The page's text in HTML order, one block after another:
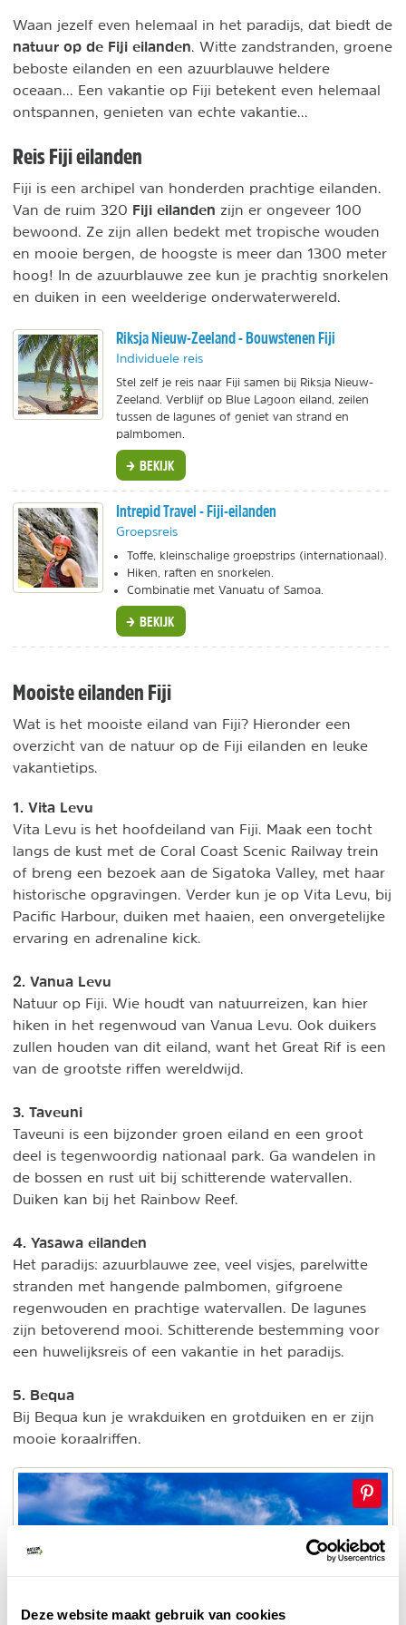
Deze website maakt gebruik van cookies
Waan jezelf even helemaal in het paradijs, dat biedt de
natuur op de Fiji eilanden . Witte zandstranden, groene
beboste eilanden en een azuurblauwe heldere
oceaan... Een vakantie op Fiji betekent even helemaal
ontspannen, genieten van echte vakantie...
Reis Fiji eilanden
Fiji is een archipel van honderden prachtige eilanden.
Van de ruim 320 Fiji eilanden zijn er ongeveer 100
bewoond. Ze zijn allen bedekt met tropische wouden
en mooie bergen, de hoogste is meer dan 1300 meter
hoog! In de azuurblauwe zee kun je prachtig snorkelen
en duiken in een weelderige onderwaterwereld.
Riksja Nieuw-Zeeland - Bouwstenen Fiji
Individuele reis
Stel zelf je reis naar Fiji samen bij Riksja Nieuw-
Zeeland. Verblijf op Blue Lagoon eiland, zeilen
tussen de lagunes of geniet van strand en
palmbomen.
BEKIJK
Intrepid Travel - Fiji-eilanden
Groepsreis
Toffe, kleinschalige groepstrips (internationaal).
Hiken, raften en snorkelen.
Combinatie met Vanuatu of Samoa.
BEKIJK
Mooiste eilanden Fiji
Wat is het mooiste eiland van Fiji? Hieronder een
overzicht van de natuur op de Fiji eilanden en leuke
vakantietips.
1. Vita Levu
Vita Levu is het hoofdeiland van Fiji. Maak een tocht
langs de kust met de Coral Coast Scenic Railway trein
of breng een bezoek aan de Sigatoka Valley, met haar
historische opgravingen. Verder kun je op Vita Levu, bij
Pacific Harbour, duiken met haaien, een onvergetelijke
ervaring en adrenaline kick.
2. Vanua Levu
Natuur op Fiji. Wie houdt van natuurreizen, kan hier
hiken in het regenwoud van Vanua Levu. Ook duikers
zullen houden van dit eiland, want het Great Rif is een
van de grootste riffen wereldwijd.
3. Taveuni
Taveuni is een bijzonder groen eiland en een groot
deel is tegenwoordig nationaal park. Ga wandelen in
de bossen en rust uit bij schitterende watervallen.
Duiken kan bij het Rainbow Reef.
4. Yasawa eilanden
Het paradijs: azuurblauwe zee, veel visjes, parelwitte
stranden met hangende palmbomen, gifgroene
regenwouden en prachtige watervallen. De lagunes
zijn betoverend mooi. Schitterende bestemming voor
een huwelijksreis of een vakantie in het paradijs.
5. Bequa
Bij Bequa kun je wrakduiken en grotduiken en er zijn
mooie koraalriffen.